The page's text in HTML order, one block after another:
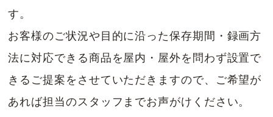
ーダー「XRN-410KSN」
「XRN-410KSN」は、PoE/PoE+対応スイッ
チを内蔵した４ｃｈネットワークビデオレコー
す。
お客様のご状況や目的に沿った保存期間・録画方
法に対応できる商品を屋内・屋外を問わず設置で
きるご提案をさせていただきますので、ご希望が
あれば担当のスタッフまでお声がけください。